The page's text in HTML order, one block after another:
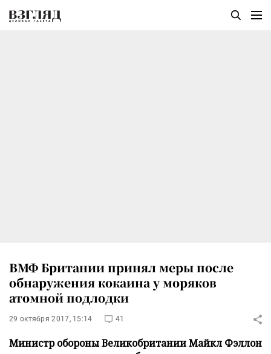
ВМФ Британии принял меры после
обнаружения кокаина у моряков
атомной подлодки
29 октября 2017, 15:14 41
Министр обороны Великобритании Майкл Фэллон